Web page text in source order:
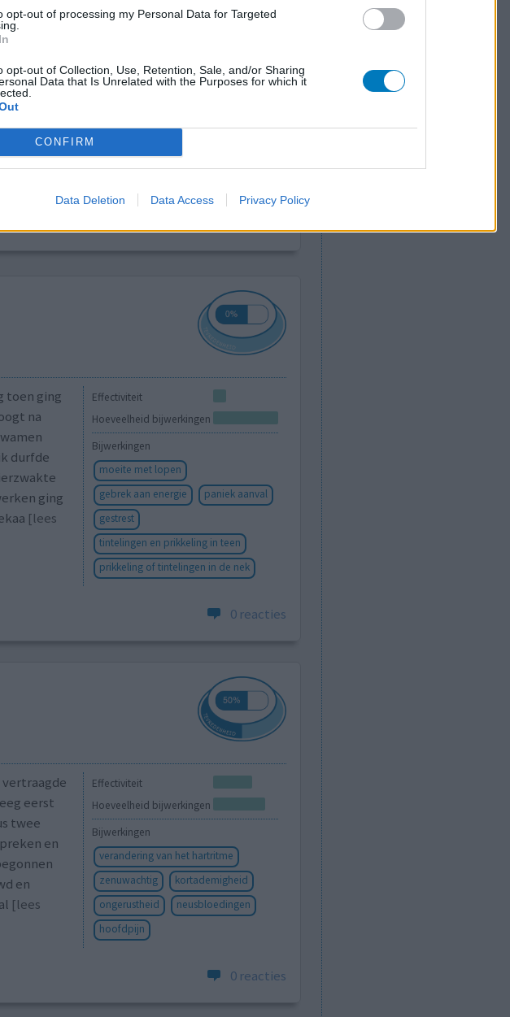
opt-out of processing my Personal Data for Targeted
opt-out of Collection, Use, Retention, Sale, and/or Sharing
Data that Is Unrelated with the Purposes for which it
CONFIRM
Data Deletion Data Access Privacy Policy
Effectiviteit
Hoeveelheid bijwerkingen
veel
koud is
heen
al af.
Effectiviteit
Hoeveelheid bijwerkingen
Bijwerkingen
moeite met lopen
gebrek aan energie
paniek aanval
gestrest
tintelingen en prikkeling in teen
prikkeling of tintelingen in de nek
toen ging
na
durfde
ging
[lees
0 reacties
Effectiviteit
Hoeveelheid bijwerkingen
Bijwerkingen
verandering van het hartritme
zenuwachtig
kortademigheid
ongerustheid
neusbloedingen
hoofdpijn
vertraagde
eerst
twee
en
en
[lees
0 reacties